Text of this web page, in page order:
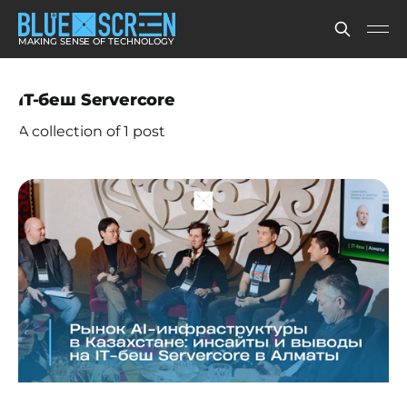
MAKING SENSE OF TECHNOLOGY
IT-беш Servercore
A collection of 1 post